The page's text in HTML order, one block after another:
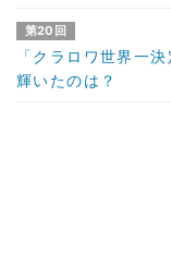
第20回
「クラロワ世界一
輝いたのは？